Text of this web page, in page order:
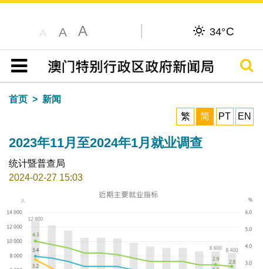
A A A 34°C
目录
搜寻
首页
新闻
繁
简 PT EN
2023年11月至2024年1月就业调查
统计暨普查局
2024-02-27 15:03